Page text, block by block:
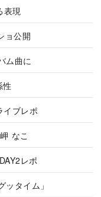
表現
ョ公開
ム曲に
性
イブレポ
なこ
レポ
タイム」